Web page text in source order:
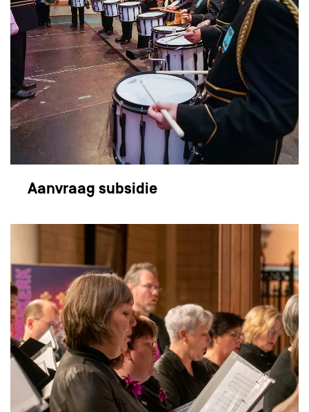
Aanvraag subsidie